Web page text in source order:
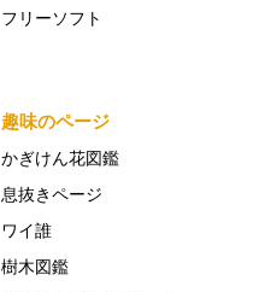
フリーソフト
趣味のページ
かぎけん花図鑑
息抜きページ
ワイ誰
樹木図鑑